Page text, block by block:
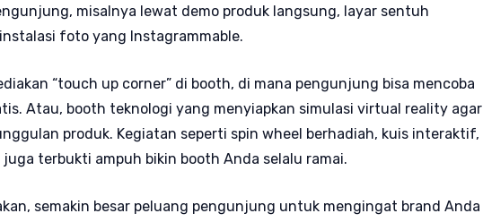
misalnya lewat demo produk langsung, layar sentuh
foto yang Instagrammable.
“touch up corner” di booth, di mana pengunjung bisa mencoba
Atau, booth teknologi yang menyiapkan simulasi virtual reality agar
produk. Kegiatan seperti spin wheel berhadiah, kuis interaktif,
terbukti ampuh bikin booth Anda selalu ramai.
semakin besar peluang pengunjung untuk mengingat brand Anda